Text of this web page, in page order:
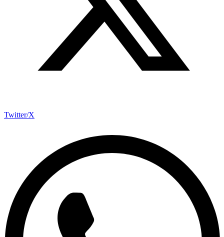
Twitter/X